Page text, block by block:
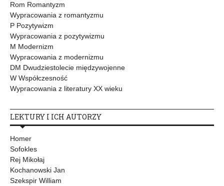
Rom Romantyzm
Wypracowania z romantyzmu
P Pozytywizm
Wypracowania z pozytywizmu
M Modernizm
Wypracowania z modernizmu
DM Dwudziestolecie międzywojenne
W Współczesność
Wypracowania z literatury XX wieku
LEKTURY I ICH AUTORZY
Homer
Sofokles
Rej Mikołaj
Kochanowski Jan
Szekspir William